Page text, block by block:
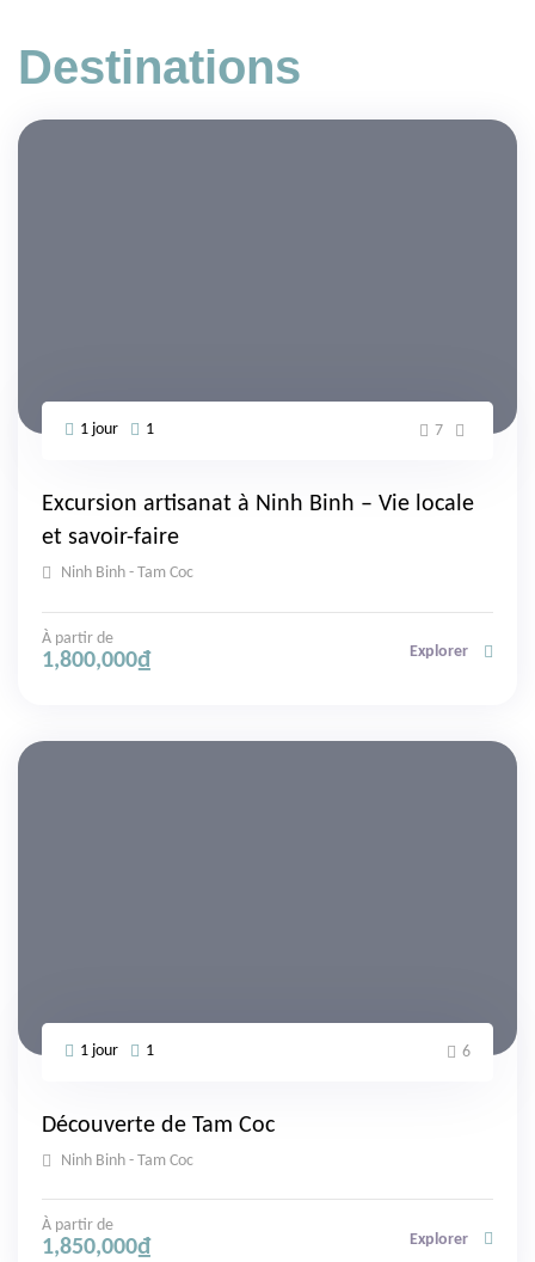
Destinations
1 jour 1 7
Excursion artisanat à Ninh Binh – Vie locale
et savoir-faire
Ninh Binh - Tam Coc
À partir de
1,800,000₫ Explorer
1 jour 1 6
Découverte de Tam Coc
Ninh Binh - Tam Coc
À partir de
1,850,000₫ Explorer